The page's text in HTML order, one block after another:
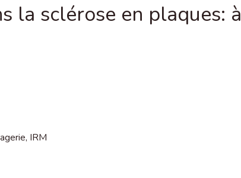
la sclérose en plaques: à
, IRM